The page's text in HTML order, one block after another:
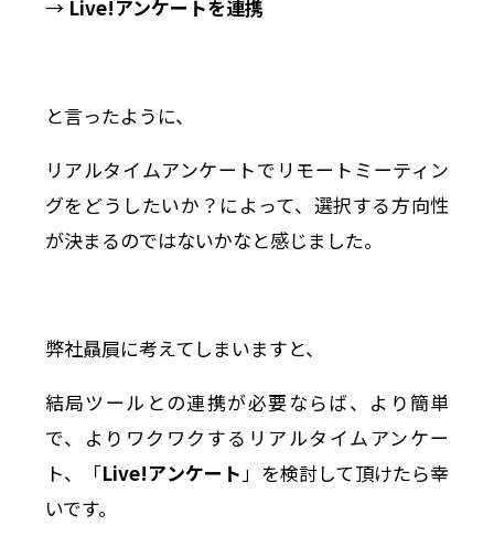
→ Live!アンケートを連携
と言ったように、
リアルタイムアンケートでリモートミーティン
グをどうしたいか？によって、選択する方向性
が決まるのではないかなと感じました。
弊社贔屓に考えてしまいますと、
結局ツールとの連携が必要ならば、より簡単
で、よりワクワクするリアルタイムアンケー
ト、「Live!アンケート 」を検討して頂けたら幸
いです。